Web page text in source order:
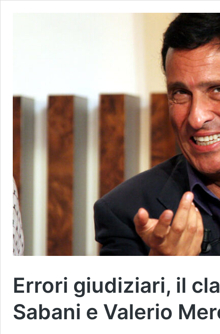
Errori giudiziari, il
Sabani e Valerio